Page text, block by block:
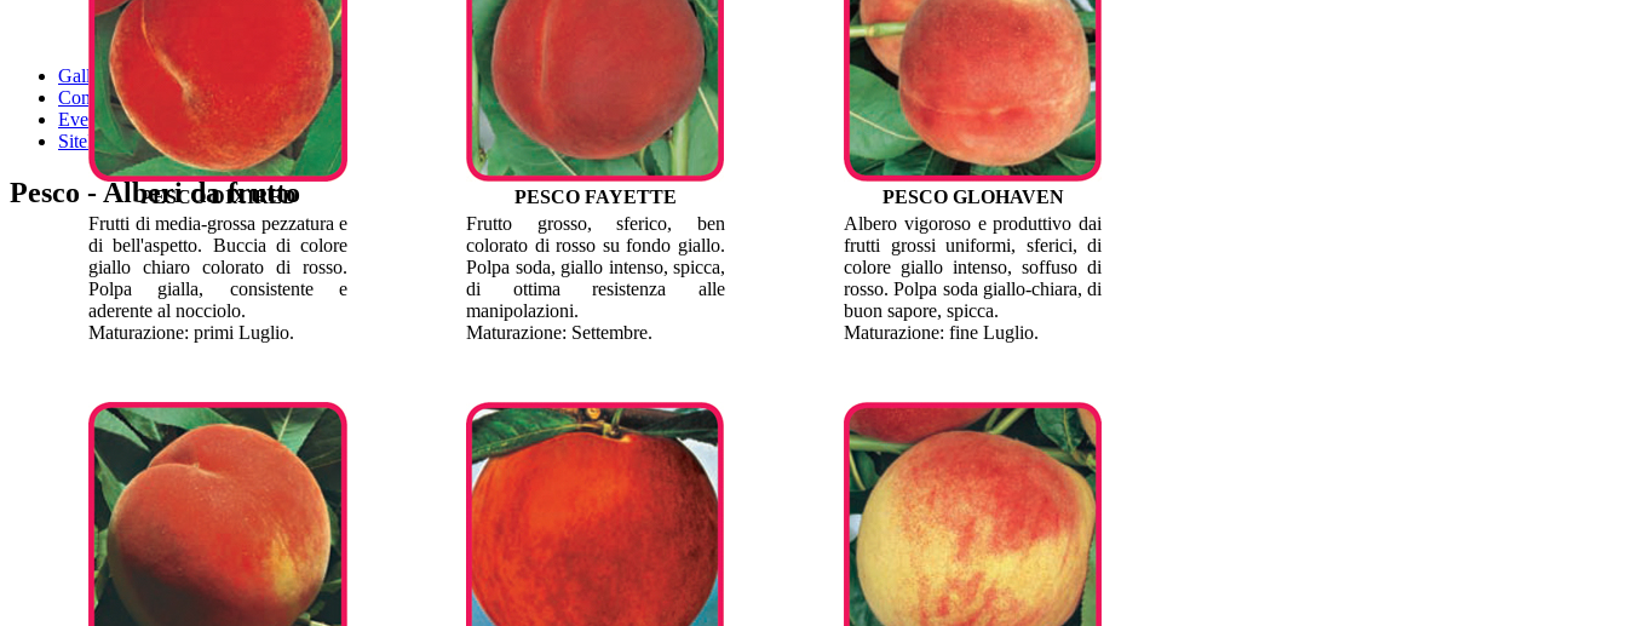
Rampicanti
Gallery
Contatti
Eventi
SiteMap
Pesco - Alberi da frutto
PESCO DIXIRED PESCO FAYETTE
PESCO GLOHAVEN
Frutti di media-grossa pezzatura e
di bell'aspetto. Buccia di colore
giallo chiaro colorato di rosso.
Polpa gialla, consistente e
aderente al nocciolo.
Maturazione: primi Luglio.
Frutto grosso, sferico, ben
colorato di rosso su fondo giallo.
Polpa soda, giallo intenso, spicca,
di ottima resistenza alle
manipolazioni.
Maturazione: Settembre.
Albero vigoroso e produttivo dai
frutti grossi uniformi, sferici, di
colore giallo intenso, soffuso di
rosso. Polpa soda giallo-chiara, di
buon sapore, spicca.
Maturazione: fine Luglio.